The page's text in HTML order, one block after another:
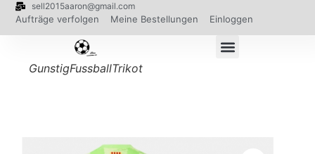
sell2015aaron@gmail.com
Aufträge verfolgen Meine Bestellungen Einloggen
GunstigFussballTrikot